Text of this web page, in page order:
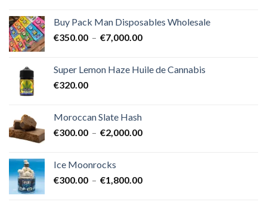
€400.00
à
Buy Pack Man Disposables Wholesale
€350.00 – €7,000.00Plage
€350.00
Super Lemon Haze Huile de Cannabis
€320.00
Moroccan Slate Hash
€300.00 – €2,000.00Plage
à
Ice Moonrocks
€300.00 – €1,800.00Plage